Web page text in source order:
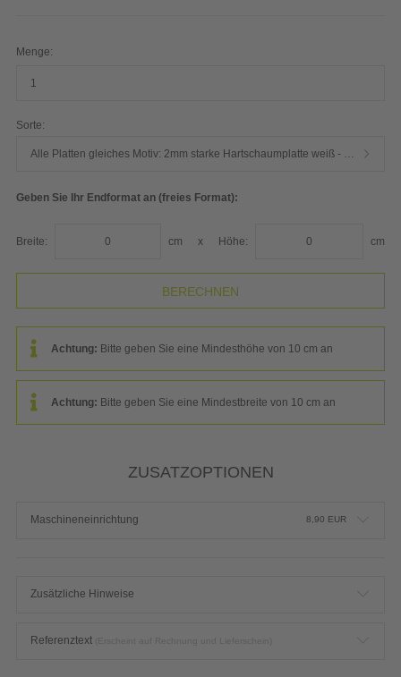
Menge:
Sorte:
Geben Sie Ihr Endformat an (freies Format):
Breite: cm x Höhe: cm
Achtung: Bitte geben Sie eine Mindesthöhe von 10 cm an
Achtung: Bitte geben Sie eine Mindestbreite von 10 cm an
ZUSATZOPTIONEN
Maschineneinrichtung 8,90 EUR
Zusätzliche Hinweise
Referenztext